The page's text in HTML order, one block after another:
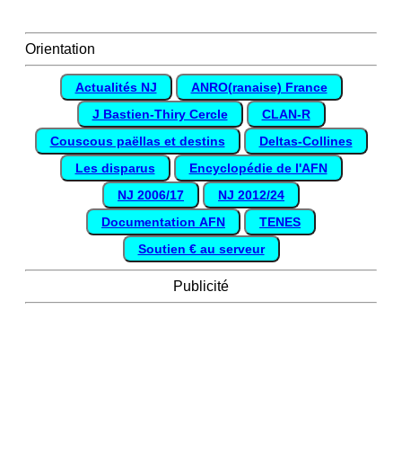
Orientation
Actualités NJ
ANRO(ranaise) France
J Bastien-Thiry Cercle
CLAN-R
Couscous paëllas et destins
Deltas-Collines
Les disparus
Encyclopédie de l'AFN
NJ 2006/17
NJ 2012/24
Documentation AFN
TENES
Soutien € au serveur
Publicité